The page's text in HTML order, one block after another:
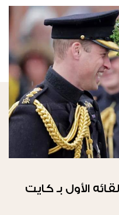
هل اشترى الأمير ويليام لقائه الأول بـ كايت